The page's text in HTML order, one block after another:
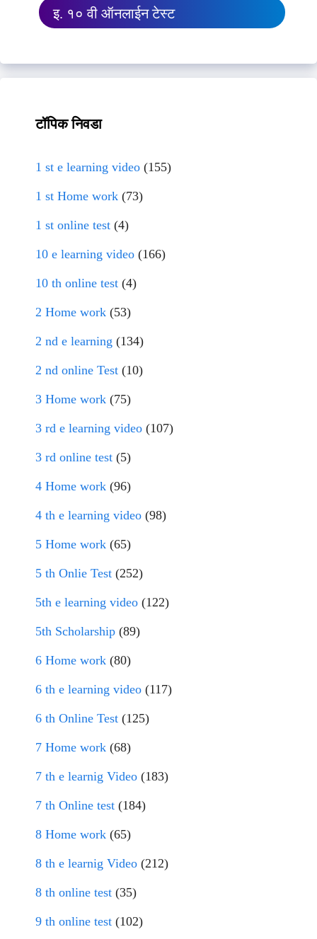
इ. १० वी ऑनलाईन टेस्ट
टॉपिक निवडा
1 st e learning video (155)
1 st Home work (73)
1 st online test (4)
10 e learning video (166)
10 th online test (4)
2 Home work (53)
2 nd e learning (134)
2 nd online Test (10)
3 Home work (75)
3 rd e learning video (107)
3 rd online test (5)
4 Home work (96)
4 th e learning video (98)
5 Home work (65)
5 th Onlie Test (252)
5th e learning video (122)
5th Scholarship (89)
6 Home work (80)
6 th e learning video (117)
6 th Online Test (125)
7 Home work (68)
7 th e learnig Video (183)
7 th Online test (184)
8 Home work (65)
8 th e learnig Video (212)
8 th online test (35)
9 th online test (102)